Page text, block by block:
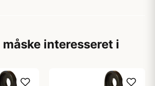
måske interesseret i